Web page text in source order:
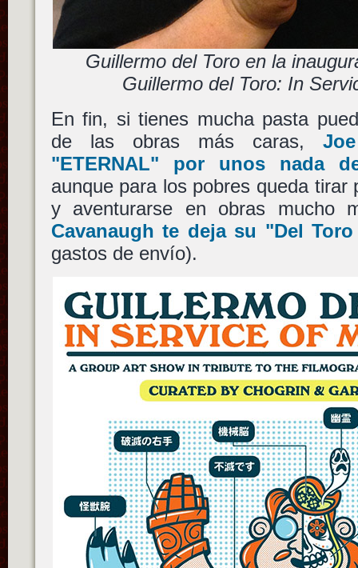
Guillermo del Toro en la
Guillermo del Toro: In
En fin, si tienes mucha pasta
de las obras más caras,
"ETERNAL" por unos nada
aunque para los pobres queda
y aventurarse en obras mucho
Cavanaugh te deja su "Del
gastos de envío).